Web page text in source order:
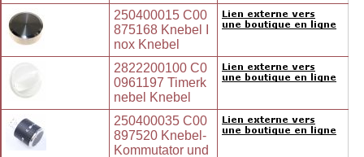
250400015 C00
875168 Knebel I
nox Knebel
2822200100 C0
0961197 Timerk
nebel Knebel
250400035 C00
897520 Knebel-
Kommutator und